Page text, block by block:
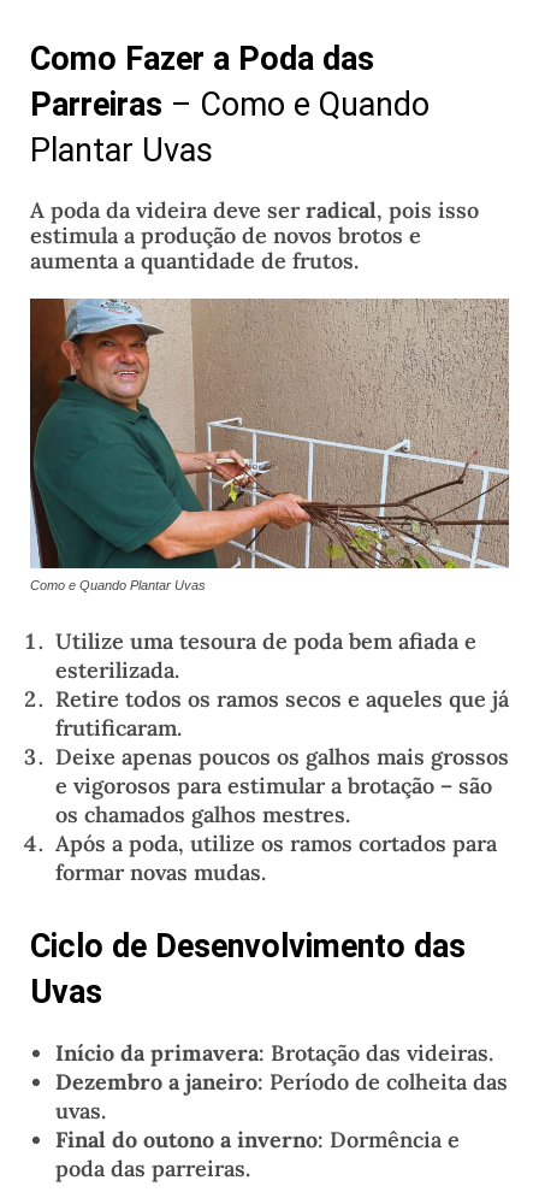
Como Fazer a Poda das
Parreiras – Como e Quando
Plantar Uvas
A poda da videira deve ser radical, pois isso
estimula a produção de novos brotos e
aumenta a quantidade de frutos.
Como e Quando Plantar Uvas
Utilize uma tesoura de poda bem afiada e
esterilizada.
Retire todos os ramos secos e aqueles que já
frutificaram.
Deixe apenas poucos os galhos mais grossos
e vigorosos para estimular a brotação – são
os chamados galhos mestres.
Após a poda, utilize os ramos cortados para
formar novas mudas.
Ciclo de Desenvolvimento das
Uvas
Início da primavera: Brotação das videiras.
Dezembro a janeiro: Período de colheita das
uvas.
Final do outono a inverno: Dormência e
poda das parreiras.